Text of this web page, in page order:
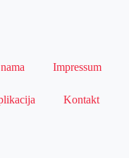
Impressum
Kontakt